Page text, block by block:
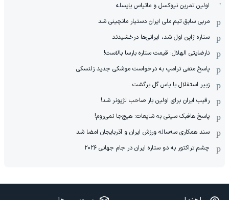
اولین تمرین نیوکسل و ماتیاس یایسله
مربی سابق تیم ملی ایران دستیار مانچینی شد
ستاره ژاپن اول شد، ایرانی‌ها درخشیدند
نارضایتی الهلال: قیمت ستاره بارسا بالاست!
پاسخ منفی ترامپ به درخواست موشکی جدید زلنسکی
زبیر استقلال با پاس گل برگشت
رقیب ایران برای اولین بار صاحب لژیونر شد!
پاسخ هافبک سیتی به شایعات: هیچ‌جا نمی‌روم!
سند همکاری سه‌ساله‌ ‌ورزش ایران و آذربایجان امضا شد
چشم تراکتور به دو ستاره ایران در جام جهانی ۲۰۲۶